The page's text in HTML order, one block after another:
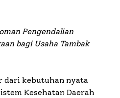
Pengendalian
bagi Usaha Tambak
dari kebutuhan nyata
Kesehatan Daerah